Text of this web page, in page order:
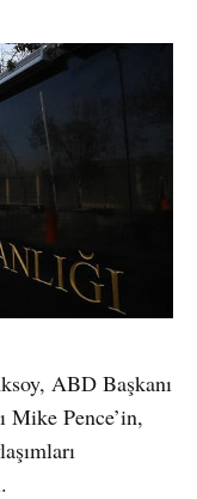
ABD Başkanı
Mike Pence’in,